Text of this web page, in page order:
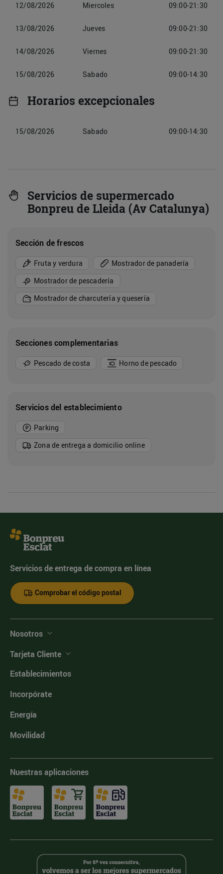
12/08/2026 Miercoles 09:00-21:30
13/08/2026 Jueves 09:00-21:30
14/08/2026 Viernes 09:00-21:30
15/08/2026 Sabado 09:00-14:30
Horarios excepcionales
15/08/2026 Sabado 09:00-14:30
Servicios de supermercado
Bonpreu de Lleida (Av Catalunya)
Sección de frescos
Fruta y verdura
Mostrador de panadería
Mostrador de pescadería
Mostrador de charcutería y quesería
Secciones complementarias
Pescado de costa Horno de pescado
Servicios del establecimiento
Parking
Zona de entrega a domicilio online
Servicios de entrega de compra en línea
Comprobar el código postal
Nosotros
Tarjeta Cliente
Establecimientos
Incorpórate
Energía
Movilidad
Nuestras aplicaciones